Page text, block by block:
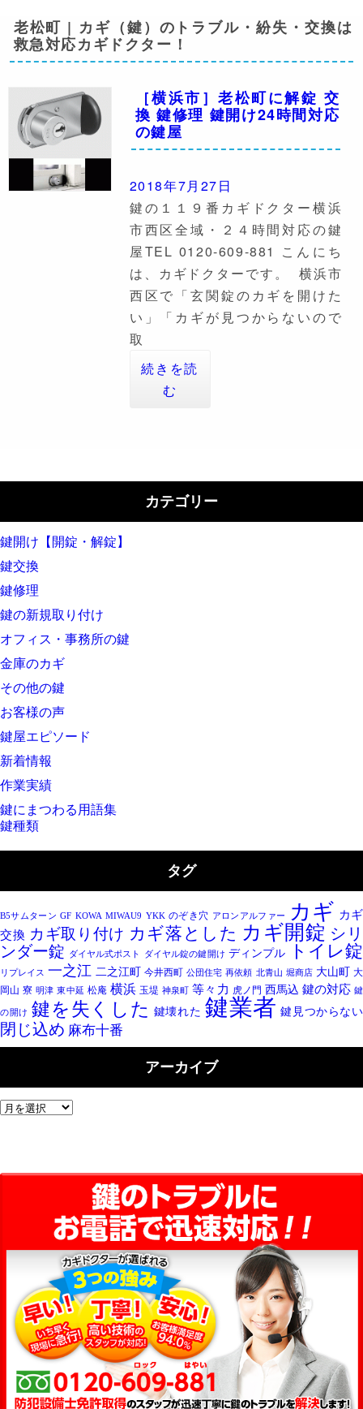
老松町 | カギ（鍵）のトラブル・紛失・交換は
救急対応カギドクター！
［横浜市］老松町に解錠 交
換 鍵修理 鍵開け24時間対応
の鍵屋
2018年7月27日
鍵の１１９番カギドクター横浜
市西区全域・２４時間対応の鍵
屋TEL 0120-609-881 こんにち
は、カギドクターです。 横浜市
西区で「玄関錠のカギを開けた
い」「カギが見つからないので
取
続きを読
む
カテゴリー
鍵開け【開錠・解錠】
鍵交換
鍵修理
鍵の新規取り付け
オフィス・事務所の鍵
金庫のカギ
その他の鍵
お客様の声
鍵屋エピソード
新着情報
作業実績
鍵にまつわる用語集
鍵種類
タグ
B5サムターン GF KOWA MIWAU9 YKK のぞき穴 アロンアルファー カギ カギ
交換 カギ取り付け カギ落とした カギ開錠 シリ
ンダー錠
ダイヤル式ポスト ダイヤル錠の鍵開け ディンプル トイレ錠
リプレイス 一之江 二之江町 今井西町 公団住宅 再依頼 北青山 堀商店 大山町
大
岡山 寮 明津 東中延 松庵 横浜 玉堤 神泉町 等々力 虎ノ門 西馬込 鍵の対応 鍵
の開け 鍵を失くした 鍵壊れた 鍵業者 鍵見つからない
閉じ込め 麻布十番
アーカイブ
ア
ブ